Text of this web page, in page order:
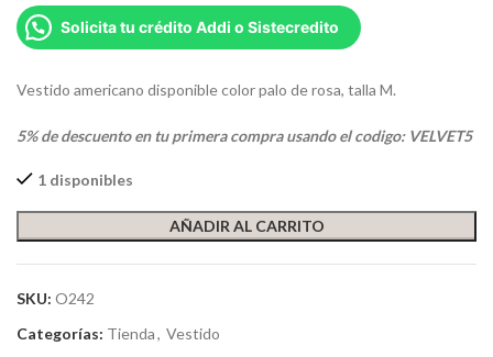
Solicita tu crédito Addi o Sistecredito
Vestido americano disponible color palo de rosa, talla M.
5% de descuento en tu primera compra usando el codigo: VELVET5
1 disponibles
AÑADIR AL CARRITO
SKU: O242
Categorías: Tienda, Vestido